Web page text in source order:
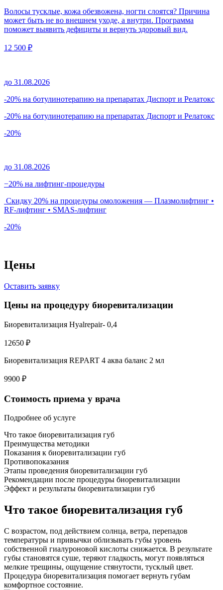
Волосы тусклые, кожа обезвожена, ногти слоятся? Причина
может быть не во внешнем уходе, а внутри. Программа
поможет выявить дефициты и вернуть здоровый вид.
12 500 ₽
до 31.08.2026
-20% на ботулинотерапию на препаратах Диспорт и Релатокс
-20% на ботулинотерапию на препаратах Диспорт и Релатокс
-20%
до 31.08.2026
−20% на лифтинг-процедуры
Скидку 20% на процедуры омоложения — Плазмолифтинг •
RF-лифтинг • SMAS-лифтинг
-20%
Цены
Оставить заявку
Цены на процедуру биоревитализации
Биоревитализация Hyalrepair- 0,4
12650 ₽
Биоревитализация REPART 4 аква баланс 2 мл
9900 ₽
Стоимость приема у врача
Подробнее об услуге
Что такое биоревитализация губ
Преимущества методики
Показания к биоревитализации губ
Противопоказания
Этапы проведения биоревитализации губ
Рекомендации после процедуры биоревитализации
Эффект и результаты биоревитализации губ
Что такое биоревитализация губ
С возрастом, под действием солнца, ветра, перепадов
температуры и привычки облизывать губы уровень
собственной гиалуроновой кислоты снижается. В результате
губы становятся суше, теряют гладкость, могут появляться
мелкие трещины, ощущение стянутости, тусклый цвет.
Процедура биоревитализация помогает вернуть губам
комфортное состояние.